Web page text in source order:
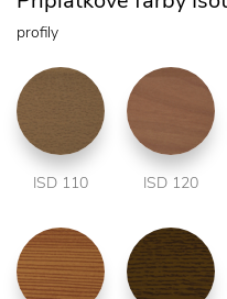
profily
ISD 110 ISD 120